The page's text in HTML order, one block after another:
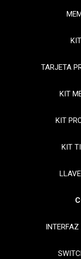
TARJETA
KIT
KIT
KIT